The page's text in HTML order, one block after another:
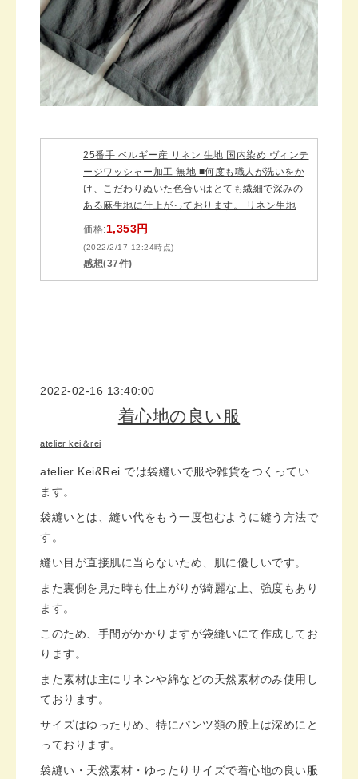
25番手 ベルギー産 リネン 生地 国内染め ヴィンテ
ージワッシャー加工 無地 ■何度も職人が洗いをか
け、こだわりぬいた色合いはとても繊細で深みの
ある麻生地に仕上がっております。 リネン生地
価格:1,353円
(2022/2/17 12:24時点)
感想(37件)
2022-02-16 13:40:00
着心地の良い服
atelier kei＆rei
atelier Kei&Rei では袋縫いで服や雑貨をつくってい
ます。
袋縫いとは、縫い代をもう一度包むように縫う方法で
す。
縫い目が直接肌に当らないため、肌に優しいです。
また裏側を見た時も仕上がりが綺麗な上、強度もあり
ます。
このため、手間がかかりますが袋縫いにて作成してお
ります。
また素材は主にリネンや綿などの天然素材のみ使用し
ております。
サイズはゆったりめ、特にパンツ類の股上は深めにと
っております。
袋縫い・天然素材・ゆったりサイズで着心地の良い服